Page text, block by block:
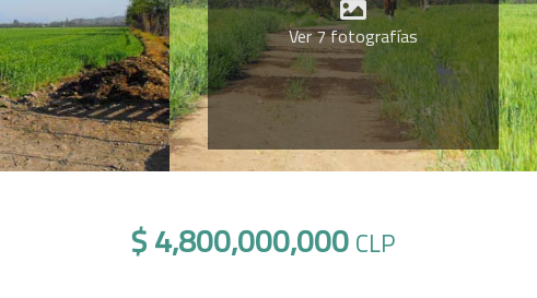
Ver 7 fotografías
$ 4,800,000,000CLP